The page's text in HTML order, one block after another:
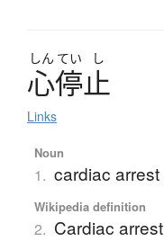
しん てい し
心停止
Links
Noun
1. cardiac arrest
Wikipedia definition
2. Cardiac arrest